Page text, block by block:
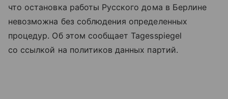
что остановка работы Русского дома в Берлине
невозможна без соблюдения определенных
процедур. Об этом сообщает Tagesspiegel
со ссылкой на политиков данных партий.